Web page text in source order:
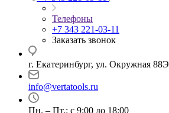
Телефоны
+7 343 221-03-11
Заказать звонок
г. Екатеринбург, ул. Окружная 88Э
info@vertatools.ru
Пн. – Пт.: с 9:00 до 18:00